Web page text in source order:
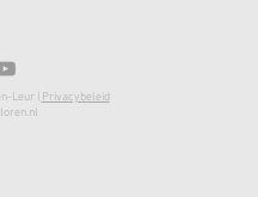
Leur |
Privacybeleid